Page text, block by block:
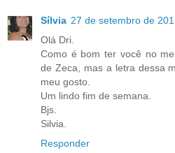
Sílvia 27 de setembro de
Olá Dri.
Como é bom ter você no
de Zeca, mas a letra dessa
meu gosto.
Um lindo fim de semana.
Bjs.
Silvia.
Responder